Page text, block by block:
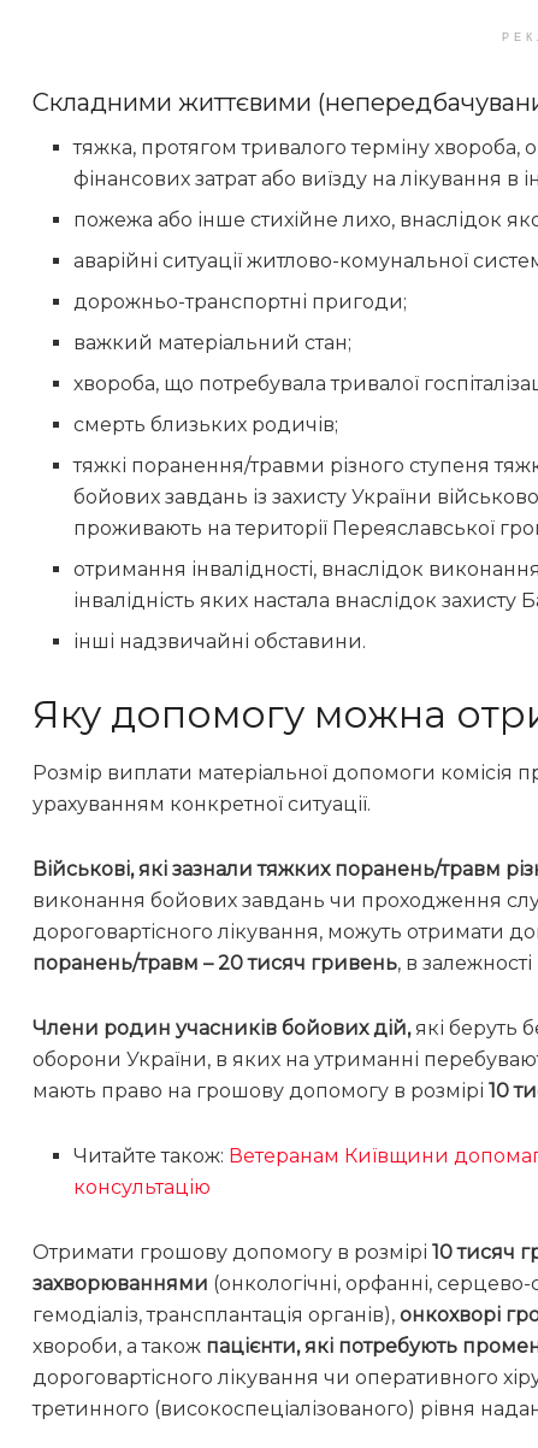
Складними життєвими
тяжка, протягом тривалого терміну
фінансових затрат або виїзду на лікування
пожежа або інше стихійне лихо, внаслідок
аварійні ситуації житлово-комунальної
дорожньо-транспортні пригоди;
важкий матеріальний стан;
хвороба, що потребувала тривалої
смерть близьких родичів;
тяжкі поранення/травми різного ступеня
бойових завдань із захисту України
проживають на території Переяславської
отримання інвалідності, внаслідок
інвалідність яких настала внаслідок захисту
інші надзвичайні обставини.
Яку допомогу можна
Розмір виплати матеріальної допомоги
урахуванням конкретної ситуації.
Військові, які зазнали тяжких поранень/травм
виконання бойових завдань чи проходження
дороговартісного лікування, можуть отримати
поранень/травм – 20 тисяч гривень, в
Члени родин учасників бойових дій,які беруть
оборони України, в яких на утриманні
мають право на грошову допомогу в розмірі 10
Читайте також: Ветеранам Київщини
консультацію
Отримати грошову допомогу в розмірі 10 тисяч
захворюваннями (онкологічні, орфанні,
гемодіаліз, трансплантація органів), онкохворі
хвороби, а також пацієнти, які потребують
дороговартісного лікування чи оперативного
третинного (високоспеціалізованого) рівня